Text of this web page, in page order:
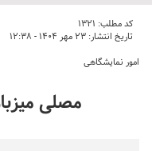
حجت‌الاسلام
معظم انقلاب
کد مطلب: 1321
تاریخ انتشار: ۲۳ مهر ۱۴۰۴ - ۱۲:۳۸
امور نمایشگاهی
مصلی